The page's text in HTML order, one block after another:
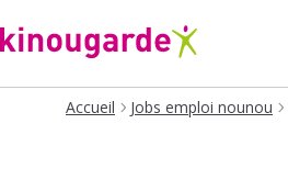
Accueil Jobs emploi nounou